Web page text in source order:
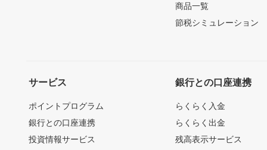
商品一覧
節税シミュレーション
サービス
ポイントプログラム
銀行との口座連携
投資情報サービス
銀行との口座連携
らくらく入金
らくらく出金
残高表示サービス